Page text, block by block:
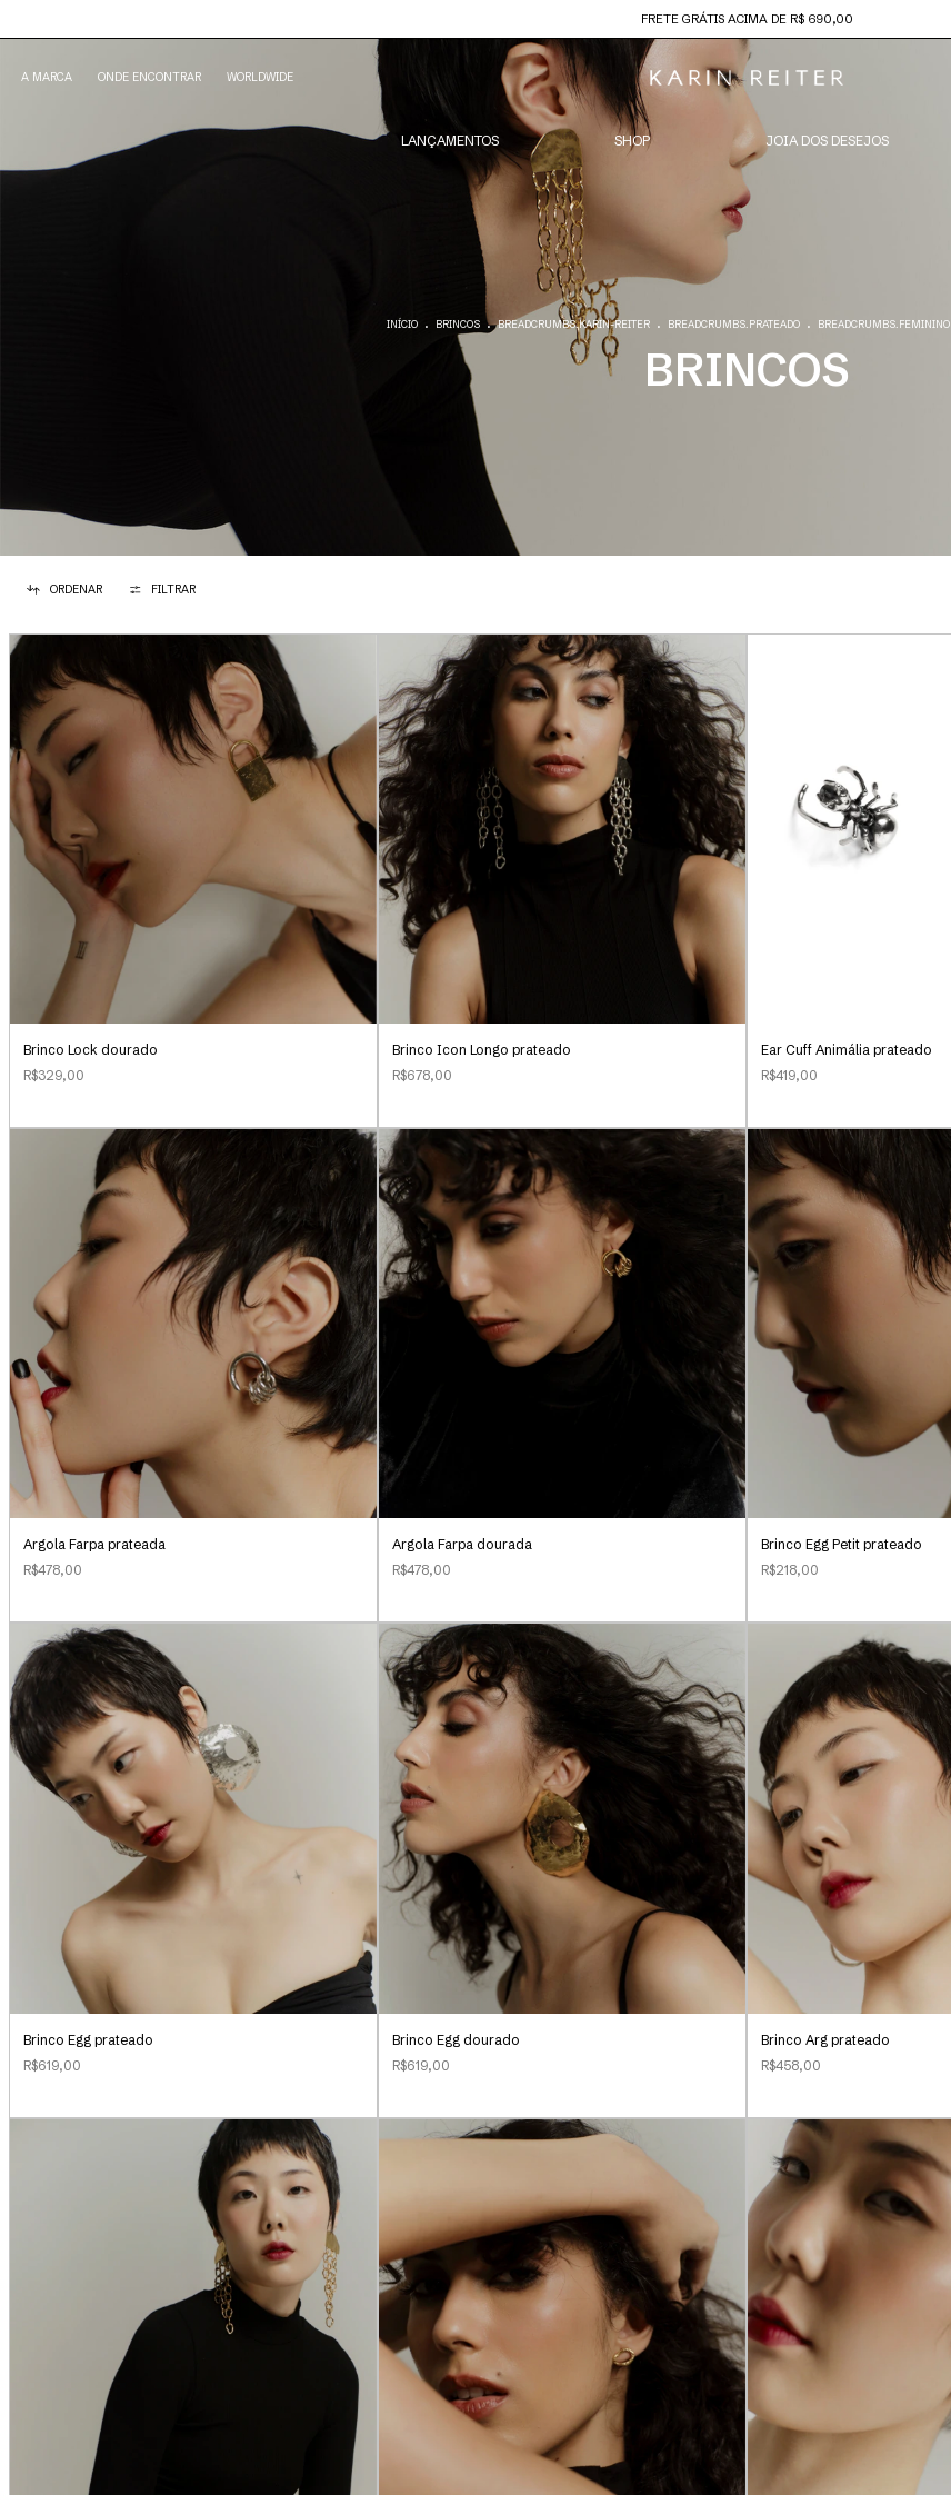
FRETE GRÁTIS ACIMA DE R$ 690,00
A MARCA ONDE ENCONTRAR WORLDWIDE
LANÇAMENTOS SHOP JOIA DOS DESEJOS
INÍCIO . BRINCOS . BREADCRUMBS.KARIN-REITER . BREADCRUMBS.PRATEADO . BREADCRUMBS.FEMININO
BRINCOS
ORDENAR FILTRAR
Brinco Lock dourado
R$329,00
Brinco Icon Longo prateado
R$678,00
Ear Cuff Animália prateado
R$419,00
Argola Farpa prateada
R$478,00
Argola Farpa dourada
R$478,00
Brinco Egg Petit prateado
R$218,00
Brinco Egg prateado
R$619,00
Brinco Egg dourado
R$619,00
Brinco Arg prateado
R$458,00